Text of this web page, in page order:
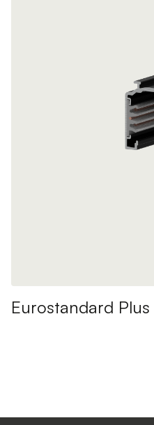
Eurostandard Plus